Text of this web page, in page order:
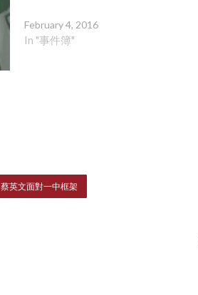
February 4, 2016
In "事件簿"
蔡英文面對一中框架